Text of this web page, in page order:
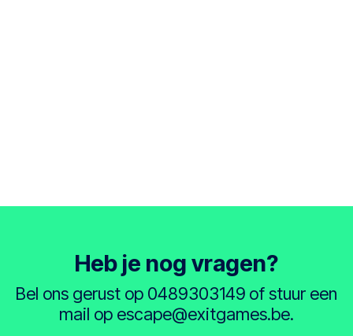
Heb je nog vragen?
Bel ons gerust op 0489303149 of stuur een
mail op escape@exitgames.be.